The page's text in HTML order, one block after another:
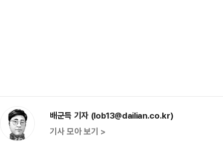
배군득 기자 (lob13@dailian.co.kr)
기사 모아 보기 >